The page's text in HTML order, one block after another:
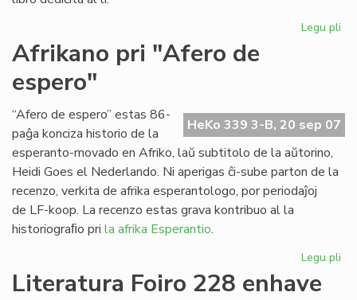
Legu pli
ro
Afrikano pri "Afero de
espero"
HeKo 339 3-B, 20 sep 07
“Afero de espero” estas 86-
paĝa konciza historio de la
esperanto-movado en Afriko, laŭ subtitolo de la aŭtorino,
Heidi Goes el Nederlando. Ni aperigas ĉi-sube parton de la
recenzo, verkita de afrika esperantologo, por periodaĵoj
de LF-koop. La recenzo estas grava kontribuo al la
historiograﬁo pri la afrika Esperantio.
Legu pli
Literatura Foiro 228 enhave